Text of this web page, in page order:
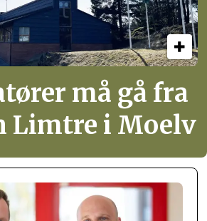
må gå fra
Limtre i Moelv